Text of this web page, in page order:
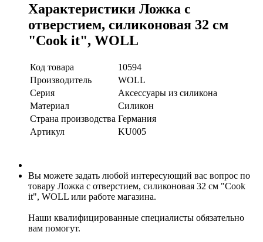
Характеристики Ложка с
отверстием, силиконовая 32 см
"Cook it", WOLL
Код товара
10594
Производитель
WOLL
Серия
Аксессуары из силикона
Материал
Силикон
Страна производства Германия
Артикул
KU005
Вы можете задать любой интересующий вас вопрос по
товару Ложка с отверстием, силиконовая 32 см "Cook
it", WOLL или работе магазина.
Наши квалифицированные специалисты обязательно
вам помогут.